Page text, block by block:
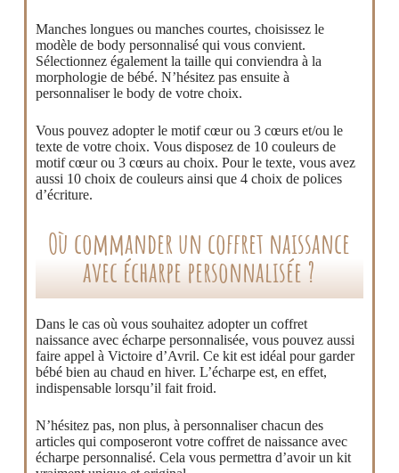
Manches longues ou manches courtes, choisissez le
modèle de body personnalisé qui vous convient.
Sélectionnez également la taille qui conviendra à la
morphologie de bébé. N’hésitez pas ensuite à
personnaliser le body de votre choix.
Vous pouvez adopter le motif cœur ou 3 cœurs et/ou le
texte de votre choix. Vous disposez de 10 couleurs de
motif cœur ou 3 cœurs au choix. Pour le texte, vous avez
aussi 10 choix de couleurs ainsi que 4 choix de polices
d’écriture.
Où commander un coffret naissance
avec écharpe personnalisée ?
Dans le cas où vous souhaitez adopter un coffret
naissance avec écharpe personnalisée, vous pouvez aussi
faire appel à Victoire d’Avril. Ce kit est idéal pour garder
bébé bien au chaud en hiver. L’écharpe est, en effet,
indispensable lorsqu’il fait froid.
N’hésitez pas, non plus, à personnaliser chacun des
articles qui composeront votre coffret de naissance avec
écharpe personnalisé. Cela vous permettra d’avoir un kit